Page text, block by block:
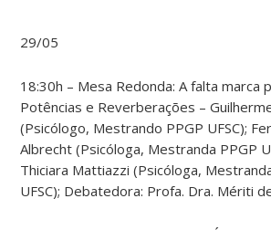
29/05
18:30h – Mesa Redonda: A falta marca
Potências e Reverberações –
(Psicólogo, Mestrando PPGP UFSC);
Albrecht (Psicóloga, Mestranda PPGP
Thiciara Mattiazzi (Psicóloga,
UFSC); Debatedora: Profa. Dra. Mériti